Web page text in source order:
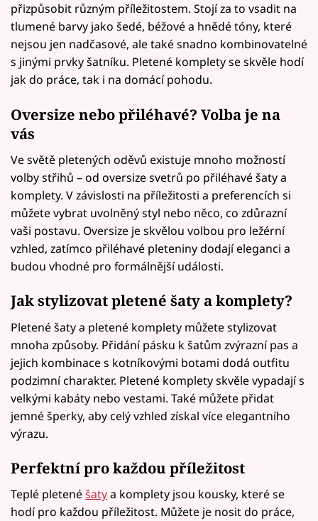
přizpůsobit různým příležitostem. Stojí za to vsadit na
tlumené barvy jako šedé, béžové a hnědé tóny, které
nejsou jen nadčasové, ale také snadno kombinovatelné
s jinými prvky šatníku. Pletené komplety se skvěle hodí
jak do práce, tak i na domácí pohodu.
Oversize nebo přiléhavé? Volba je na
vás
Ve světě pletených oděvů existuje mnoho možností
volby střihů – od oversize svetrů po přiléhavé šaty a
komplety. V závislosti na příležitosti a preferencích si
můžete vybrat uvolněný styl nebo něco, co zdůrazní
vaši postavu. Oversize je skvělou volbou pro ležérní
vzhled, zatímco přiléhavé pleteniny dodají eleganci a
budou vhodné pro formálnější události.
Jak stylizovat pletené šaty a komplety?
Pletené šaty a pletené komplety můžete stylizovat
mnoha způsoby. Přidání pásku k šatům zvýrazní pas a
jejich kombinace s kotníkovými botami dodá outfitu
podzimní charakter. Pletené komplety skvěle vypadají s
velkými kabáty nebo vestami. Také můžete přidat
jemné šperky, aby celý vzhled získal více elegantního
výrazu.
Perfektní pro každou příležitost
Teplé pletenéšatya komplety jsou kousky, které se
hodí pro každou příležitost. Můžete je nosit do práce,